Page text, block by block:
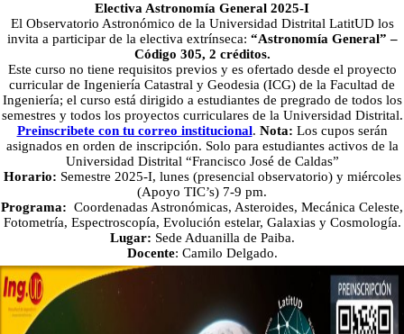
Electiva Astronomía General 2025-I
El Observatorio Astronómico de la Universidad Distrital LatitUD los
invita a participar de la electiva extrínseca: “Astronomía General” –
Código 305, 2 créditos.
Este curso no tiene requisitos previos y es ofertado desde el proyecto
curricular de Ingeniería Catastral y Geodesia (ICG) de la Facultad de
Ingeniería; el curso está dirigido a estudiantes de pregrado de todos los
semestres y todos los proyectos curriculares de la Universidad Distrital.
Preinscribete con tu correo institucional. Nota: Los cupos serán
asignados en orden de inscripción. Solo para estudiantes activos de la
Universidad Distrital “Francisco José de Caldas”
Horario: Semestre 2025-I, lunes (presencial observatorio) y miércoles
(Apoyo TIC’s) 7-9 pm.
Programa: Coordenadas Astronómicas, Asteroides, Mecánica Celeste,
Fotometría, Espectroscopía, Evolución estelar, Galaxias y Cosmología.
Lugar: Sede Aduanilla de Paiba.
Docente: Camilo Delgado.